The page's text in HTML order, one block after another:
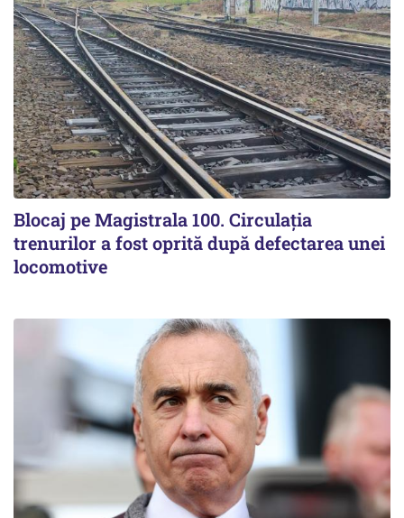
Blocaj pe Magistrala 100. Circulația
trenurilor a fost oprită după defectarea unei
locomotive